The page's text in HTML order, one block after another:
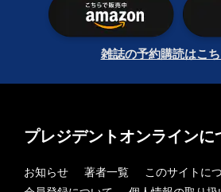
雑誌の予約購読はこ
プレジデントオンラインに
お知らせ 著者一覧
このサイトに